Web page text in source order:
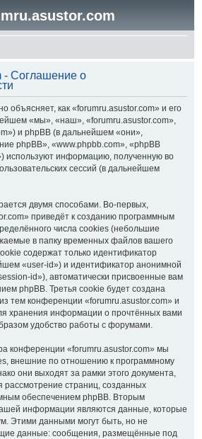
- Соглашение о
объясняет, как «forumru.asustor.com» и его
«мы», «наш», «forumru.asustor.com»,
и phpBB (в дальнейшем «они»,
phpBB», «www.phpbb.com», «phpBB
используют информацию, полученную во
сессий (в дальнейшем
двумя способами. Во-первых,
приведёт к созданию программным
числа cookies (небольшие
в папку временных файлов вашего
содержат только идентификатор
«user-id») и идентификатор анонимной
id»), автоматически присвоенные вам
phpBB. Третья cookie будет создана
тем конференции «forumru.asustor.com» и
хранения информации о прочтённых вами
удобство работы с форумами.
конференции «forumru.asustor.com» мы
внешние по отношению к программному
они выходят за рамки этого документа,
рассмотрение страниц, созданных
обеспечением phpBB. Вторым
информации являются данные, которые
Этими данными могут быть, но не
данные: сообщения, размещённые под